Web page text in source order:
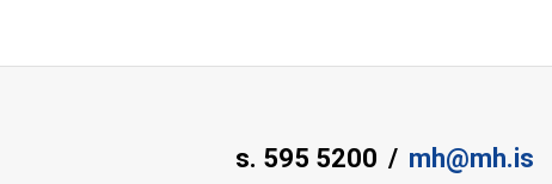
s. 595 5200 mh@mh.is